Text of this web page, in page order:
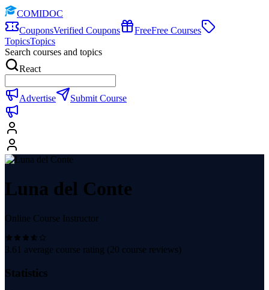
COMIDOC
CouponsVerified Coupons FreeFree Courses
TopicsTopics
Search courses and topics
React
Advertise Submit Course
Luna del Conte
Online Course Instructor
3.61 average course rating (20 course reviews)
Statistics